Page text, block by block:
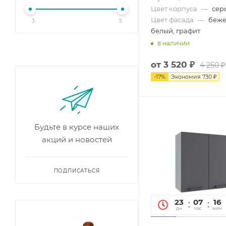
Цвет корпуса —
Цвет фасада —
белый, графит
в наличии
от 3 520 ₽ 4 250 ₽
-17% Экономия 730 ₽
23
дн
07
час
16
мин
3 5
Будьте в курсе наших
акций и новостей
ПОДПИСАТЬСЯ